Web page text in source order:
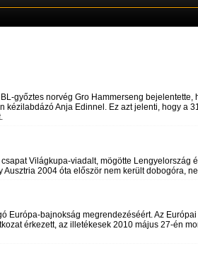
győztes norvég Gro Hammerseng bejelentette,
kézilabdázó Anja Edinnel. Ez azt jelenti, hogy a
Világkupa-viadalt, mögötte Lengyelország
2004 óta először nem került dobogóra,
Európa-bajnokság megrendezéséért. Az Európai
érkezett, az illetékesek 2010 május 27-én